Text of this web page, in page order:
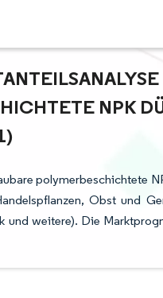
NPK
polymerbeschichtete
Obst und
weitere). Die